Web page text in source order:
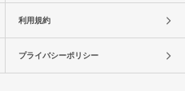
利用規約
プライバシーポリシー